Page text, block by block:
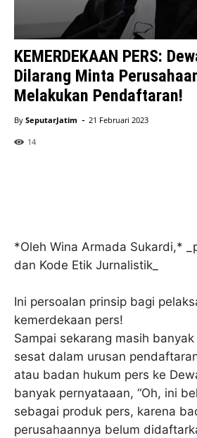
KEMERDEKAAN PERS:
Dilarang Minta
Melakukan Pendaftaran!
By SeputarJatim - 21 Februari 2023
14
*Oleh Wina Armada Sukardi,*
dan Kode Etik Jurnalistik_
Ini persoalan prinsip bagi
kemerdekaan pers!
Sampai sekarang masih
sesat dalam urusan
atau badan hukum pers ke
banyak pernyataaan, “Oh, ini
sebagai produk pers, karena
perusahaannya belum